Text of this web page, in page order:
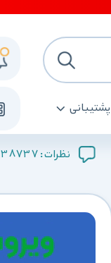
پشتیبانی
نظرات :38737